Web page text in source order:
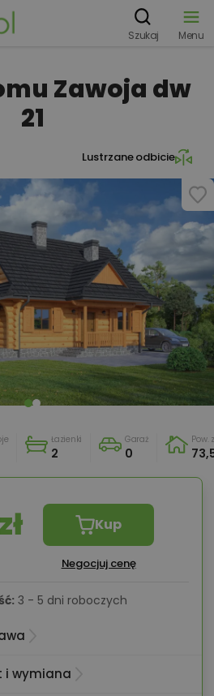
Szukaj Menu
Zawoja dw
21
Lustrzane odbicie
Łazienki
2
Garaż
0
Pow.
Kup
Negocjuj cenę
3 - 5 dni roboczych
i wymiana